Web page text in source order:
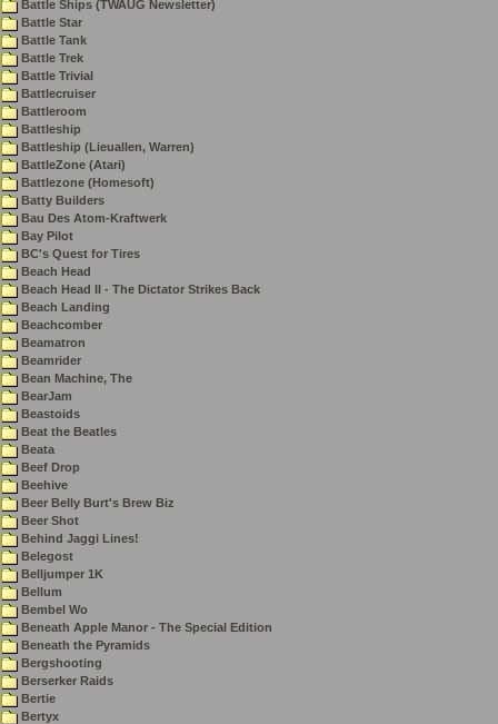
Battle Ships (TWAUG Newsletter)
Battle Star
Battle Tank
Battle Trek
Battle Trivial
Battlecruiser
Battleroom
Battleship
Battleship (Lieuallen, Warren)
BattleZone (Atari)
Battlezone (Homesoft)
Batty Builders
Bau Des Atom-Kraftwerk
Bay Pilot
BC's Quest for Tires
Beach Head
Beach Head II - The Dictator Strikes Back
Beach Landing
Beachcomber
Beamatron
Beamrider
Bean Machine, The
BearJam
Beastoids
Beat the Beatles
Beata
Beef Drop
Beehive
Beer Belly Burt's Brew Biz
Beer Shot
Behind Jaggi Lines!
Belegost
Belljumper 1K
Bellum
Bembel Wo
Beneath Apple Manor - The Special Edition
Beneath the Pyramids
Bergshooting
Berserker Raids
Bertie
Bertyx